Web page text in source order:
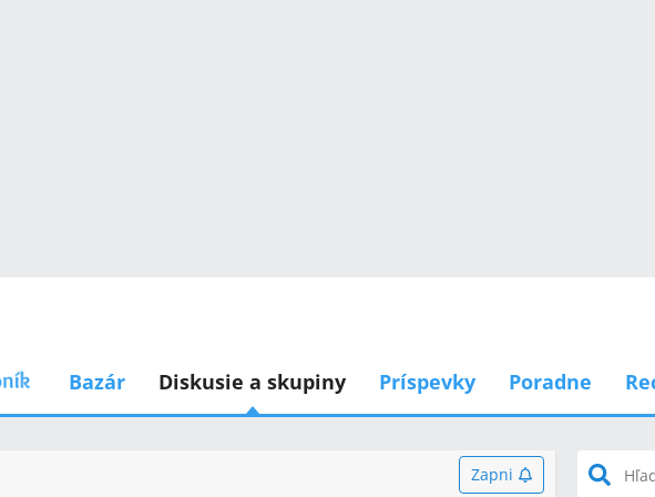
Bazár Diskusie a skupiny Príspevky Poradne
Zapni